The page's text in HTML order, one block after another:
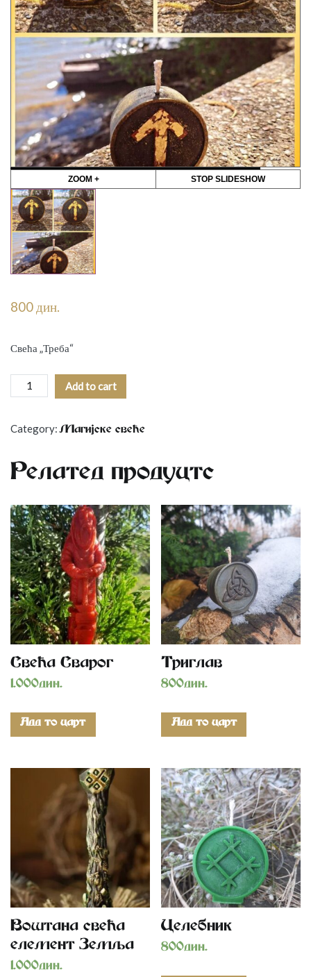
ZOOM + STOP SLIDESHOW
800 дин.
Свећа „Треба“
Свећа
"Треба"
Add to cart
Category:Mагијске свеће
Related products
Свећа Сварог
1.000дин.
Add to cart
Триглав
800дин.
Add to cart
Воштана свећа
елемент Земља
1.000дин.
Целебник
800дин.